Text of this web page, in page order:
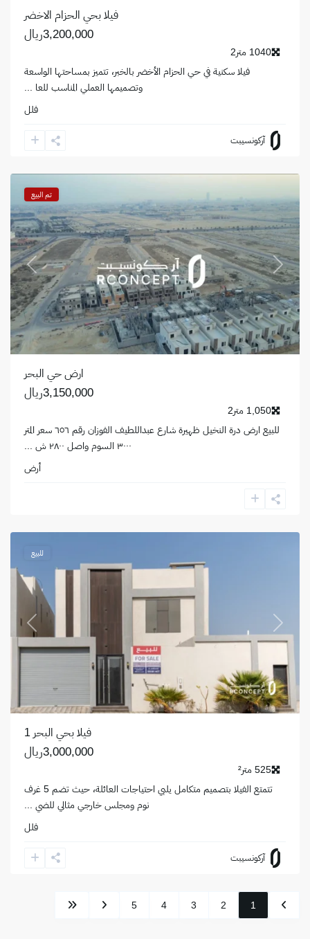
فيلا بحي الحزام الاخضر
3,200,000ريال
1040 متر2
فيلا سكنية في حي الحزام الأخضر بالخبر، تتميز بمساحتها الواسعة
وتصميمها العملي المناسب للعا
فلل
آركونسيبت
حي
البحر
Next
تم البيع
ارض حي البحر
3,150,000ريال
1,050 متر2
للبيع ارض درة النخيل ظهيرة شارع عبداللطيف الفوزان رقم ٦٥٦ سعر المتر
٣٠٠٠ السوم واصل ٢٨٠٠ ش
...
أرض
البحر
Next
للبيع
فيلا بحي البحر 1
3,000,000ريال
525 متر²
تتمتع الفيلا بتصميم متكامل يلبي احتياجات العائلة، حيث تضم 5 غرف
نوم ومجلس خارجي مثالي للضي
فلل
آركونسيبت
1
2
3
4
5